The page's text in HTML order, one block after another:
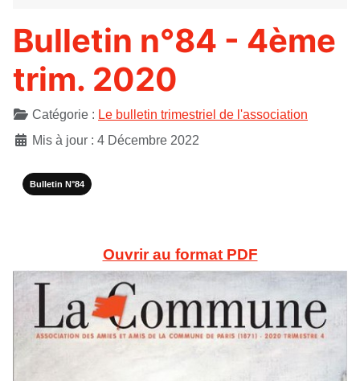
Bulletin n°84 - 4ème
trim. 2020
DétailsCatégorie : Le bulletin trimestriel de l'association
Mis à jour : 4 Décembre 2022
Bulletin N°84
Ouvrir au format PDF